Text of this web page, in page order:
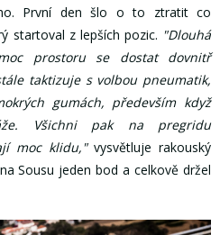
První den šlo o to ztratit co
startoval z lepších pozic. "Dlouhá
prostoru se dostat dovnitř
taktizuje s volbou pneumatik,
gumách, především když
Všichni pak na pregridu
moc klidu,"vysvětluje rakouský
Sousu jeden bod a celkově držel